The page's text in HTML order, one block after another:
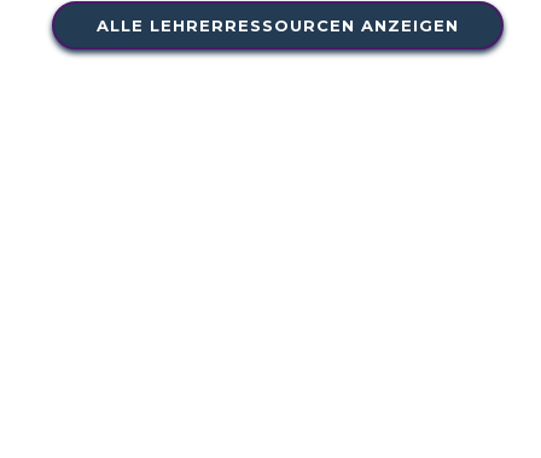
ALLE LEHRERRESSOURCEN ANZEIGEN